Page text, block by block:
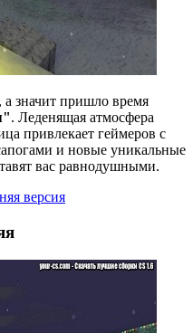
значит пришло время
. Леденящая атмосфера
привлекает геймеров с
и новые уникальные
вас равнодушными.
версия